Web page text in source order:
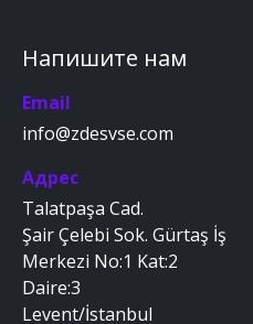
Напишите нам
Email
info@zdesvse.com
Адрес
Talatpaşa Cad.
Şair Çelebi Sok. Gürtaş İş
Merkezi No:1 Kat:2
Daire:3
Levent/İstanbul